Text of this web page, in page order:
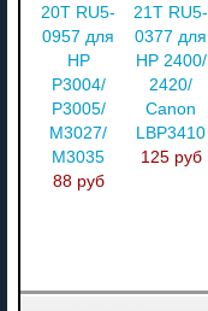
20T RU5-
0957 для
HP
P3004/
P3005/
M3027/
M3035
88 руб
21T RU5-
0377 для
HP 2400/
2420/
Canon
LBP3410
125 руб